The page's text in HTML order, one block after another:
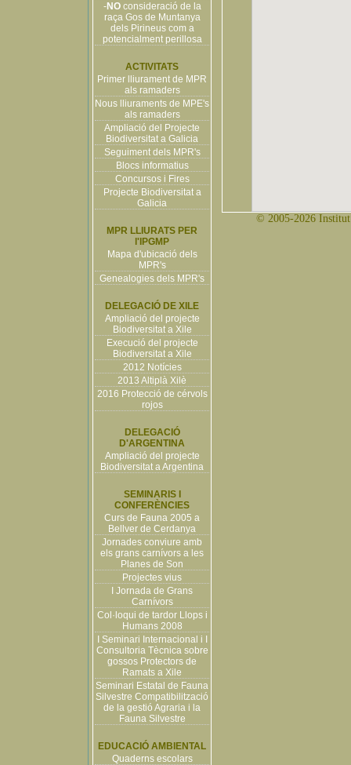
-NOconsideració de la
raça Gos de Muntanya
dels Pirineus com a
potencialment perillosa
ACTIVITATS
Primer lliurament de MPR
als ramaders
Nous lliuraments de MPE's
als ramaders
Ampliació del Projecte
Biodiversitat a Galicia
Seguiment dels MPR's
Blocs informatius
Concursos i Fires
Projecte Biodiversitat a
Galicia
MPR LLIURATS PER
l'IPGMP
Mapa d'ubicació dels
MPR's
Genealogies dels MPR's
DELEGACIÓ DE XILE
Ampliació del projecte
Biodiversitat a Xile
Execució del projecte
Biodiversitat a Xile
2012 Notícies
2013 Altiplà Xilè
2016 Protecció de cérvols
rojos
DELEGACIÓ
D'ARGENTINA
Ampliació del projecte
Biodiversitat a Argentina
SEMINARIS I
CONFERÈNCIES
Curs de Fauna 2005 a
Bellver de Cerdanya
Jornades conviure amb
els grans carnívors a les
Planes de Son
Projectes vius
I Jornada de Grans
Carnívors
Col·loqui de tardor Llops i
Humans 2008
I Seminari Internacional i I
Consultoria Tècnica sobre
gossos Protectors de
Ramats a Xile
Seminari Estatal de Fauna
Silvestre Compatibilització
de la gestió Agraria i la
Fauna Silvestre
EDUCACIÓ AMBIENTAL
Quaderns escolars
© 2005-2026 Institut